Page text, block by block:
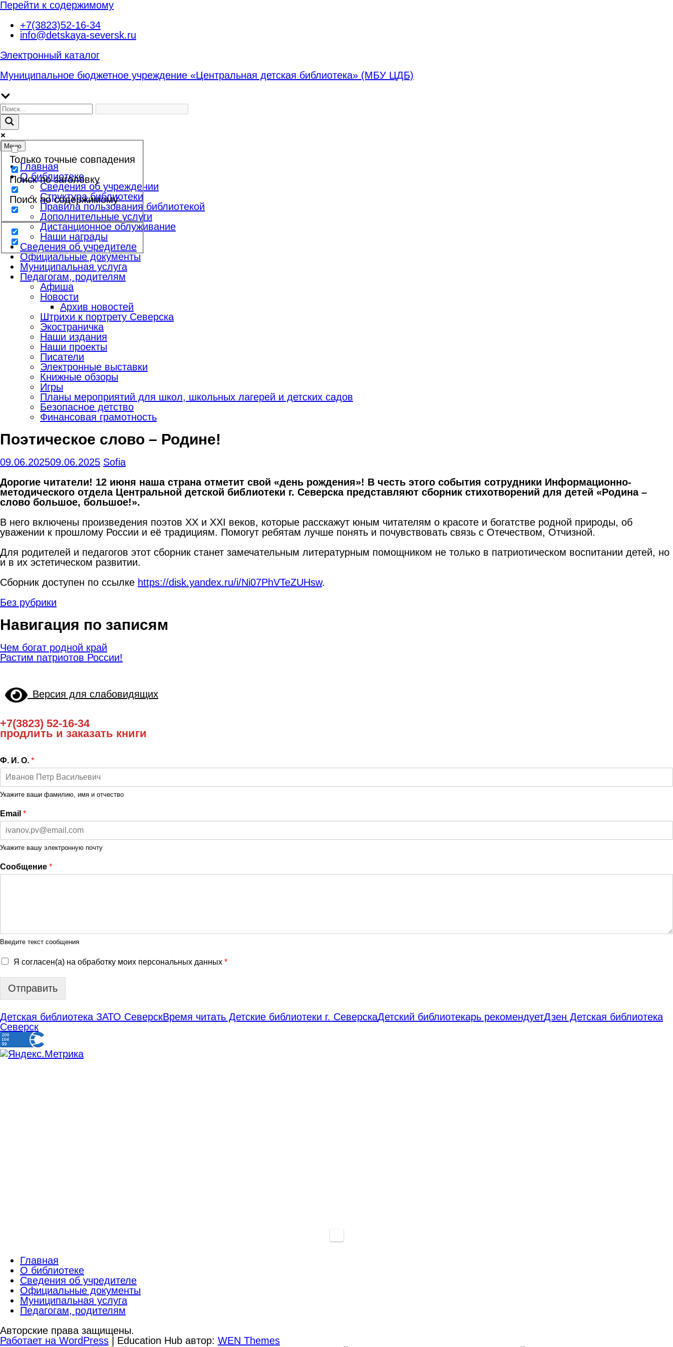
Перейти к содержимому
+7(3823)52-16-34
info@detskaya-seversk.ru
Электронный каталог
Муниципальное бюджетное учреждение «Центральная детская библиотека» (МБУ ЦДБ)
Только точные совпадения
Поиск по заголовку
Поиск по содержимому
Меню
Главная
О библиотеке
Сведения об учреждении
Структура библиотеки
Правила пользования библиотекой
Дополнительные услуги
Дистанционное облуживание
Наши награды
Сведения об учредителе
Официальные документы
Муниципальная услуга
Педагогам, родителям
Афиша
Новости
Архив новостей
Штрихи к портрету Северска
Экостраничка
Наши издания
Наши проекты
Писатели
Электронные выставки
Книжные обзоры
Игры
Планы мероприятий для школ, школьных лагерей и детских садов
Безопасное детство
Финансовая грамотность
Поэтическое слово – Родине!
09.06.202509.06.2025 Sofia
Дорогие читатели! 12 июня наша страна отметит свой «день рождения»! В честь этого события сотрудники Информационно-
методического отдела Центральной детской библиотеки г. Северска представляют сборник стихотворений для детей «Родина –
слово большое, большое!».
В него включены произведения поэтов XX и XXI веков, которые расскажут юным читателям о красоте и богатстве родной природы, об
уважении к прошлому России и её традициям. Помогут ребятам лучше понять и почувствовать связь с Отечеством, Отчизной.
Для родителей и педагогов этот сборник станет замечательным литературным помощником не только в патриотическом воспитании детей, но
и в их эстетическом развитии.
Сборник доступен по ссылке https://disk.yandex.ru/i/Ni07PhVTeZUHsw.
Без рубрики
Навигация по записям
Чем богат родной край
Растим патриотов России!
Версия для слабовидящих
+7(3823) 52-16-34
продлить и заказать книги
Ф. И. О. *
Укажите ваши фамилию, имя и отчество
Email *
Укажите вашу электронную почту
Сообщение *
Введите текст сообщения
Я согласен(а) на обработку моих персональных данных *
Отправить
Детская библиотека ЗАТО СеверскВремя читать Детские библиотеки г. СеверскаДетский библиотекарь рекомендуетДзен Детская библиотека
Северск
Главная
О библиотеке
Сведения об учредителе
Официальные документы
Муниципальная услуга
Педагогам, родителям
Авторские права защищены.
Работает на WordPress | Education Hub автор: WEN Themes